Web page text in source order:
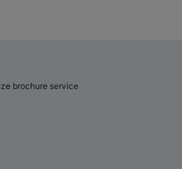
brochure service